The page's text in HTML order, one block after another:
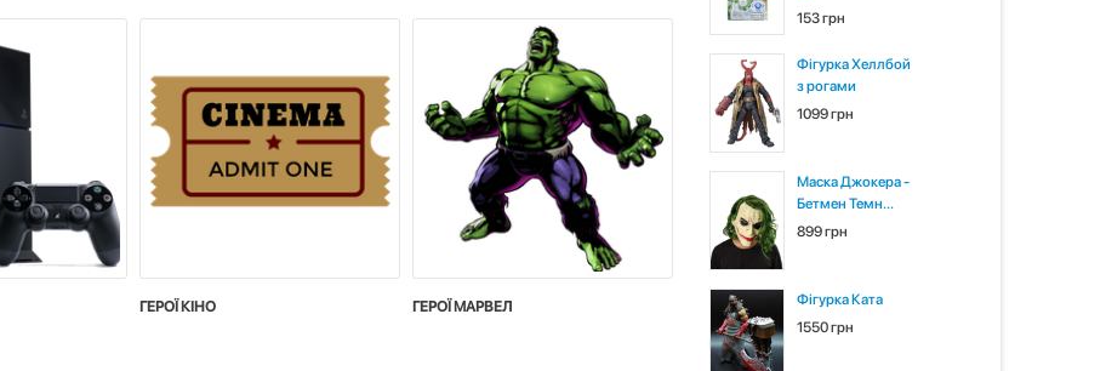
ГЕРОЇ КІНО ГЕРОЇ МАРВЕЛ
153 грн
Фігурка Хеллбой
з рогами
1099 грн
Маска Джокера -
Бетмен Темн...
899 грн
Фігурка Ката
1550 грн